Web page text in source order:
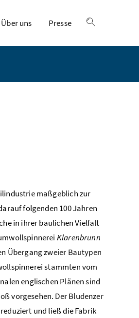
Über uns
Presse
maßgeblich zur
folgenden 100 Jahren
in ihrer baulichen Vielfalt
Klarenbrunn
Übergang zweier Bautypen
stammten vom
englischen Plänen sind
vorgesehen. Der Bludenzer
und ließ die Fabrik